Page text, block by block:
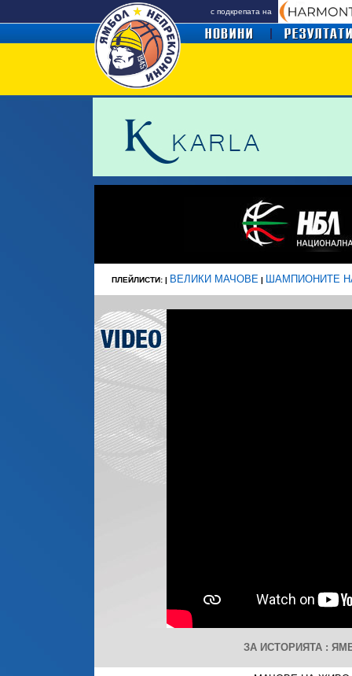
с подкрепата на
ПЛЕЙЛИСТИ: | ВЕЛИКИ МАЧОВЕ | ШАМПИОНИТЕ
ЗА ИСТОРИЯТА :